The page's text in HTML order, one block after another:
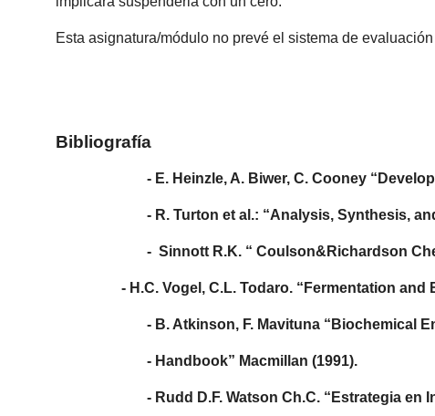
Esta asignatura/módulo no prevé el sistema de
Bibliografía
- E. Heinzle, A. Biwer, C. Cooney
- R. Turton et al.: “Analysis, Synthesis,
- Sinnott R.K. “ Coulson&Richardson
- H.C. Vogel, C.L. Todaro. “Fermentation
- B. Atkinson, F. Mavituna “Biochemical
- Handbook” Macmillan (1991).
- Rudd D.F. Watson Ch.C. “Estrategia en